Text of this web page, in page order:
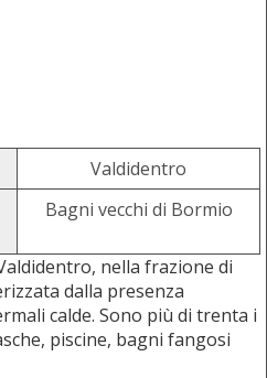
Valdidentro
Bagni vecchi di Bormio
nella frazione di
dalla presenza
calde. Sono più di trenta i
piscine, bagni fangosi